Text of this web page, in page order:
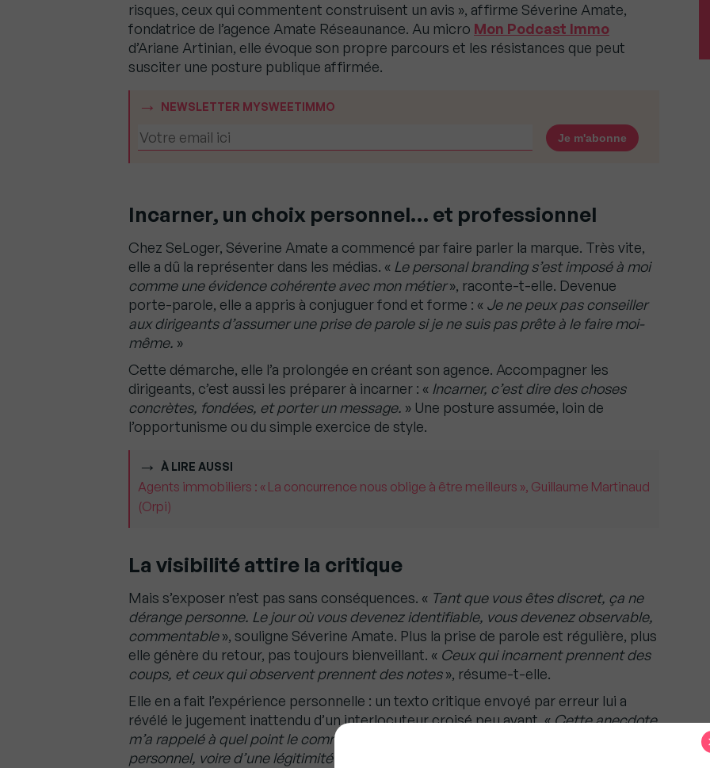
risques, ceux qui commentent construisent un avis », affirme Séverine Amate,
fondatrice de l’agence Amate Réseaunance. Au micro Mon Podcast Immo
d’Ariane Artinian, elle évoque son propre parcours et les résistances que peut
susciter une posture publique affirmée.
NEWSLETTER MYSWEETIMMO
Incarner, un choix personnel… et professionnel
Chez SeLoger, Séverine Amate a commencé par faire parler la marque. Très vite,
elle a dû la représenter dans les médias. « Le personal branding s’est imposé à moi
comme une évidence cohérente avec mon métier», raconte-t-elle. Devenue
porte-parole, elle a appris à conjuguer fond et forme : « Je ne peux pas conseiller
aux dirigeants d’assumer une prise de parole si je ne suis pas prête à le faire moi-
même. »
Cette démarche, elle l’a prolongée en créant son agence. Accompagner les
dirigeants, c’est aussi les préparer à incarner : « Incarner, c’est dire des choses
concrètes, fondées, et porter un message. » Une posture assumée, loin de
l’opportunisme ou du simple exercice de style.
À LIRE AUSSI
Agents immobiliers : « La concurrence nous oblige à être meilleurs », Guillaume Martinaud
(Orpi)
La visibilité attire la critique
Mais s’exposer n’est pas sans conséquences. « Tant que vous êtes discret, ça ne
dérange personne. Le jour où vous devenez identifiable, vous devenez observable,
commentable», souligne Séverine Amate. Plus la prise de parole est régulière, plus
elle génère du retour, pas toujours bienveillant. « Ceux qui incarnent prennent des
coups, et ceux qui observent prennent des notes», résume-t-elle.
Elle en a fait l’expérience personnelle : un texto critique envoyé par erreur lui a
révélé le jugement inattendu d’un interlocuteur croisé peu avant. «Cette anecdote
m’a rappelé à quel point le commentaire est souvent le reflet d’un positionnement
personnel, voire d’une légitimité négative